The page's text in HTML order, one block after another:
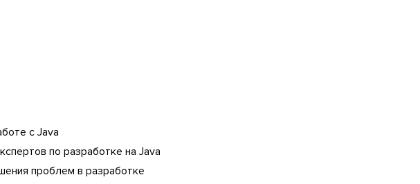
с Java
по разработке на Java
проблем в разработке